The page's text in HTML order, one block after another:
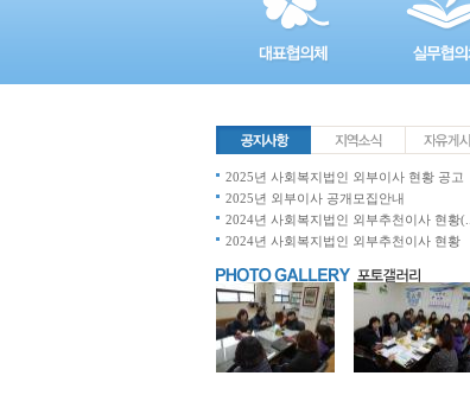
2025년 사회복지법인 외부이사 현황 공고
2025년 외부이사 공개모집안내
2024년 사회복지법인 외부추천이사 현황(...
2024년 사회복지법인 외부추천이사 현황